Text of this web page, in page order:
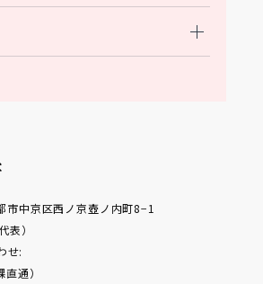
中京区西ノ京壺ノ内町8−1
）
せ:
通）